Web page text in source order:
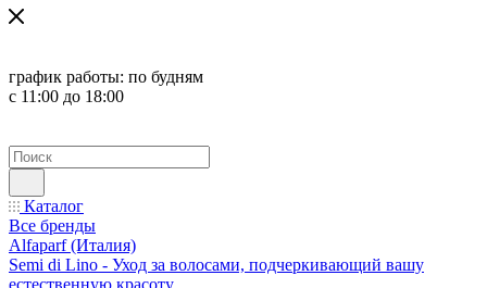
график работы: по будням
с 11:00 до 18:00
Каталог
Все бренды
Alfaparf (Италия)
Semi di Lino - Уход за волосами, подчеркивающий вашу
естественную красоту